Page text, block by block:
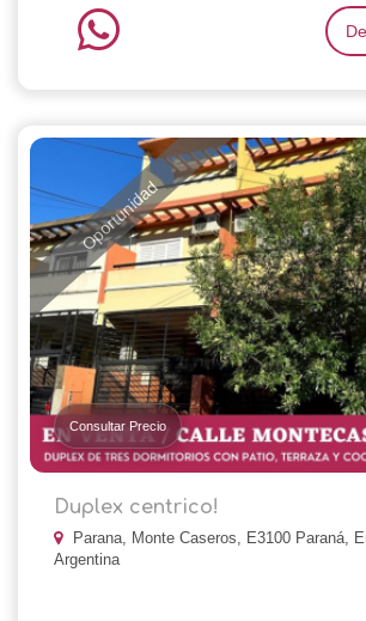
Oportunidad
Consultar Precio
Duplex centrico!
Parana, Monte Caseros, E3100 Paraná,
Argentina